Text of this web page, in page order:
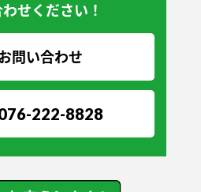
せください！
問い合わせ
222-8828